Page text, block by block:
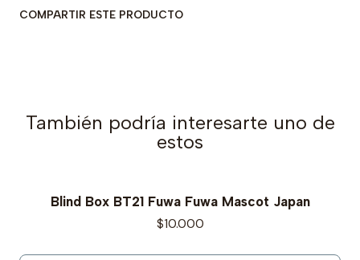
COMPARTIR ESTE PRODUCTO
También podría interesarte uno de
estos
Agotado
Blind Box BT21 Fuwa Fuwa Mascot Japan
$10.000